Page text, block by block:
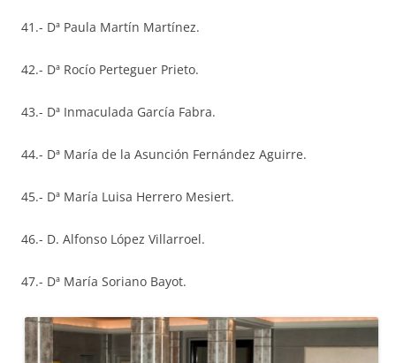
41.- Dª Paula Martín Martínez.
42.- Dª Rocío Perteguer Prieto.
43.- Dª Inmaculada García Fabra.
44.- Dª María de la Asunción Fernández Aguirre.
45.- Dª María Luisa Herrero Mesiert.
46.- D. Alfonso López Villarroel.
47.- Dª María Soriano Bayot.